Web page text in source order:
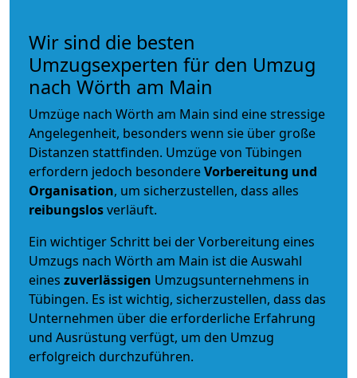
Wir sind die besten
Umzugsexperten für den Umzug
nach Wörth am Main
Umzüge nach Wörth am Main sind eine stressige
Angelegenheit, besonders wenn sie über große
Distanzen stattfinden. Umzüge von Tübingen
erfordern jedoch besondereVorbereitung und
Organisation, um sicherzustellen, dass alles
reibungslosverläuft.
Ein wichtiger Schritt bei der Vorbereitung eines
Umzugs nach Wörth am Main ist die Auswahl
eines zuverlässigen Umzugsunternehmens in
Tübingen. Es ist wichtig, sicherzustellen, dass das
Unternehmen über die erforderliche Erfahrung
und Ausrüstung verfügt, um den Umzug
erfolgreich durchzuführen.